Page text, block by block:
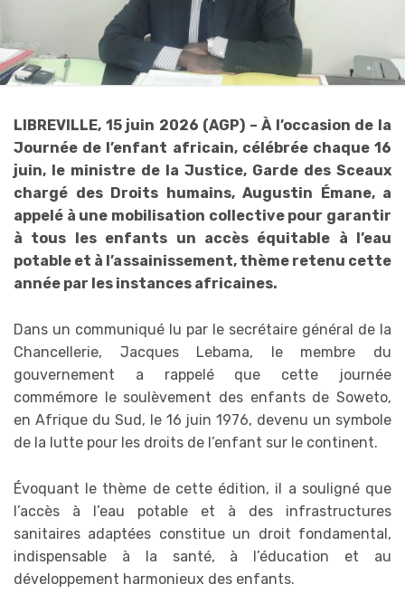
LIBREVILLE, 15 juin 2026 (AGP) – À l’occasion de la
Journée de l’enfant africain, célébrée chaque 16
juin, le ministre de la Justice, Garde des Sceaux
chargé des Droits humains, Augustin Émane, a
appelé à une mobilisation collective pour garantir
à tous les enfants un accès équitable à l’eau
potable et à l’assainissement, thème retenu cette
année par les instances africaines.
Dans un communiqué lu par le secrétaire général de la
Chancellerie, Jacques Lebama, le membre du
gouvernement a rappelé que cette journée
commémore le soulèvement des enfants de Soweto,
en Afrique du Sud, le 16 juin 1976, devenu un symbole
de la lutte pour les droits de l’enfant sur le continent.
Évoquant le thème de cette édition, il a souligné que
l’accès à l’eau potable et à des infrastructures
sanitaires adaptées constitue un droit fondamental,
indispensable à la santé, à l’éducation et au
développement harmonieux des enfants.